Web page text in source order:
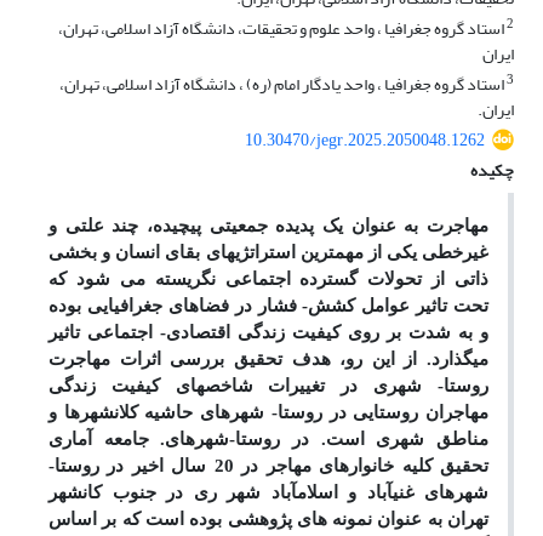
2استاد گروه جغرافیا ، واحد علوم و تحقیقات، دانشگاه آزاد اسلامی، تهران،
ایران
3استاد گروه جغرافیا ، واحد یادگار امام (ره) ، دانشگاه آزاد اسلامی، تهران،
ایران.
10.30470/jegr.2025.2050048.1262
چکیده
مهاجرت به عنوان یک پدیده جمعیتی پیچیده، چند علتی و
غیرخطی یکی از مهمترین استراتژی­های بقای انسان و بخشی
ذاتی از تحولات گسترده اجتماعی نگریسته می شود که
تحت تاثیر عوامل کشش- فشار در فضاهای جغرافیایی بوده
و به شدت بر روی کیفیت زندگی اقتصادی- اجتماعی تاثیر
می­گذارد. از این رو، هدف تحقیق بررسی اثرات مهاجرت
روستا- شهری در تغییرات شاخص­های کیفیت زندگی
مهاجران روستایی در روستا- شهرهای حاشیه کلانشهرها و
مناطق شهری است. در روستا-شهرهای. جامعه آماری
تحقیق کلیه خانوارهای مهاجر در 20 سال اخیر در روستا-
شهرهای غنی­آباد و اسلام­آباد شهر ری در جنوب کانشهر
تهران به عنوان نمونه های پژوهشی بوده است که بر اساس